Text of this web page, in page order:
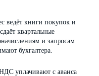
ведёт книги покупок и
квартальные
и запросам
бухгалтера.
уплачивают с аванса